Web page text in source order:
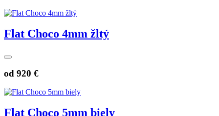
Flat Choco 4mm žltý
od 920 €
Flat Choco 5mm biely